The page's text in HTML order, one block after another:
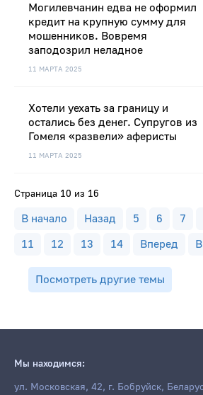
11 МАРТА 2025
Могилевчанин едва не оформил
кредит на крупную сумму для
мошенников. Вовремя
заподозрил неладное
11 МАРТА 2025
Хотели уехать за границу и
остались без денег. Супругов из
Гомеля «развели» аферисты
Страница 10 из 16
В начало Назад 5 6 7
11
12 13 14 Вперед
Посмотреть другие темы
Мы находимся:
ул. Московская, 42, г. Бобруйск,